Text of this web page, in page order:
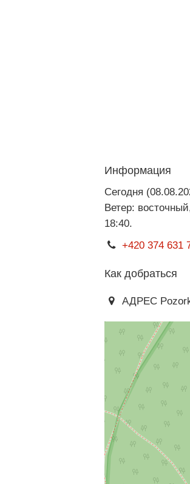
Информация
Сегодня
Ветер:
18:40.
+420 374 631
Как добраться
АДРЕС